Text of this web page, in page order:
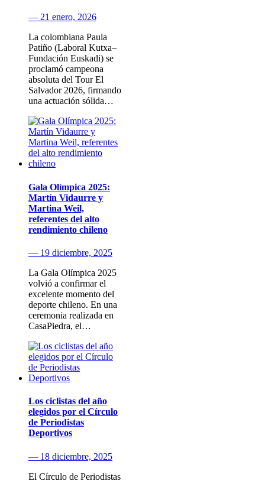
— 21 enero, 2026
La colombiana Paula
Patiño (Laboral Kutxa–
Fundación Euskadi) se
proclamó campeona
absoluta del Tour El
Salvador 2026, firmando
una actuación sólida…
Gala Olímpica 2025:
Martín Vidaurre y
Martina Weil,
referentes del alto
rendimiento chileno
— 19 diciembre, 2025
La Gala Olímpica 2025
volvió a confirmar el
excelente momento del
deporte chileno. En una
ceremonia realizada en
CasaPiedra, el…
Los ciclistas del año
elegidos por el Círculo
de Periodistas
Deportivos
— 18 diciembre, 2025
El Círculo de Periodistas